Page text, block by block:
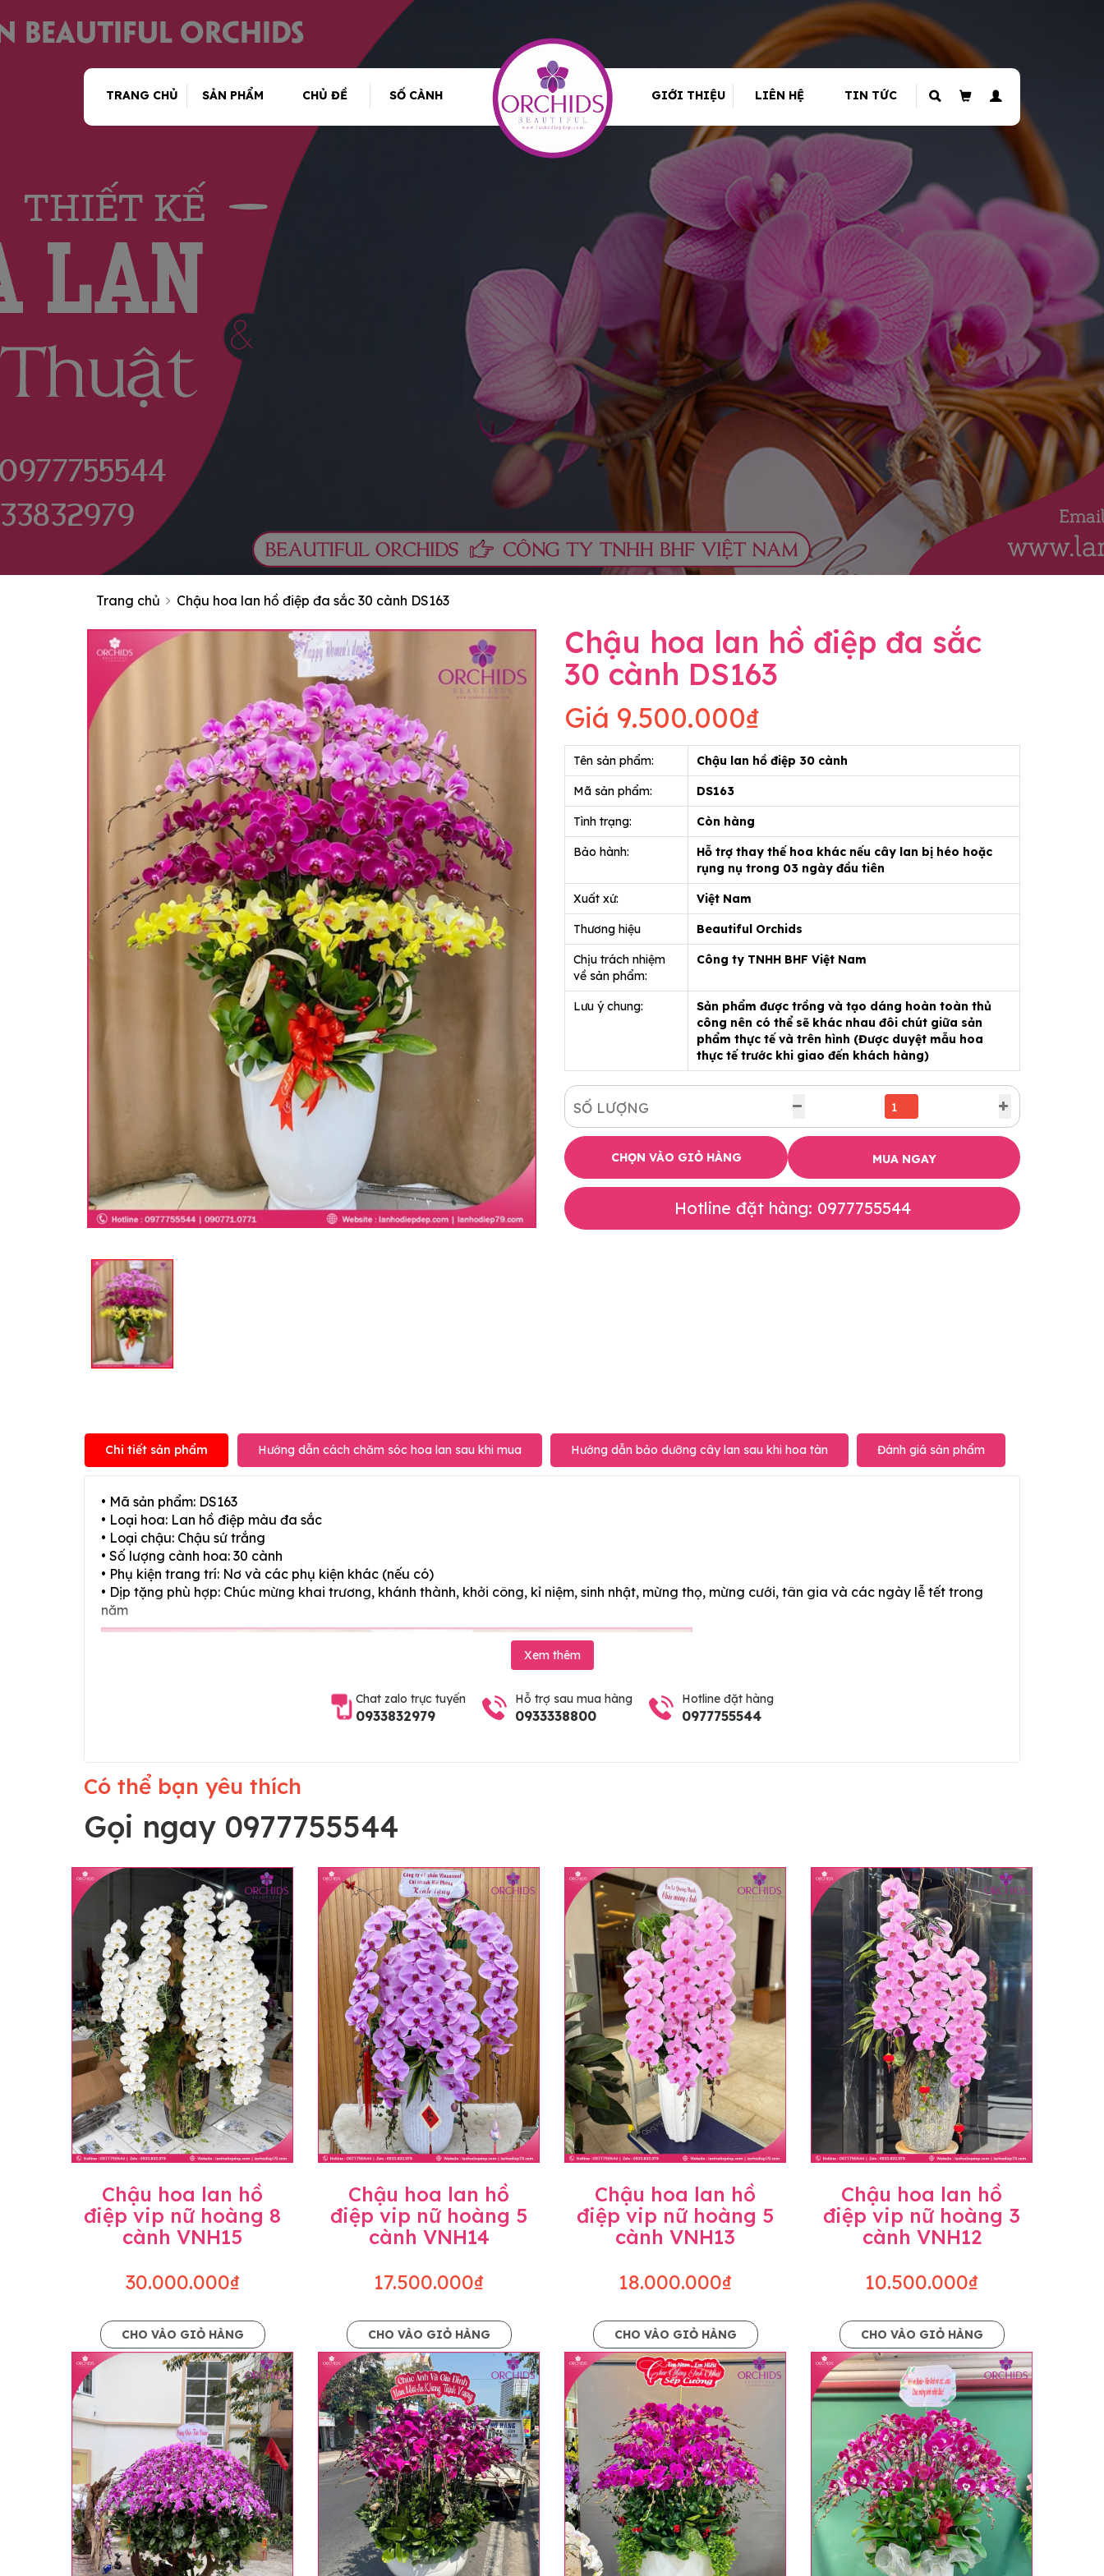
TRANG CHỦ SẢN PHẨM CHỦ ĐỀ SỐ CÀNH GIỚI THIỆU LIÊN HỆ TIN TỨC
Trang chủ Chậu hoa lan hồ điệp đa sắc 30 cành DS163
Chậu hoa lan hồ điệp đa sắc
30 cành DS163
Giá 9.500.000₫
Tên sản phẩm: Chậu lan hồ điệp 30 cành
Mã sản phẩm: DS163
Tình trạng: Còn hàng
Bảo hành:
Hỗ trợ thay thế hoa khác nếu cây lan bị héo hoặc
rụng nụ trong 03 ngày đầu tiên
Xuất xứ: Việt Nam
Thương hiệu Beautiful Orchids
Chịu trách nhiệm
về sản phẩm:
Công ty TNHH BHF Việt Nam
Lưu ý chung:
Sản phẩm được trồng và tạo dáng hoàn toàn thủ
công nên có thể sẽ khác nhau đôi chút giữa sản
phẩm thực tế và trên hình (Được duyệt mẫu hoa
thực tế trước khi giao đến khách hàng)
SỐ LƯỢNG
CHỌN VÀO GIỎ HÀNG MUA NGAY
Hotline đặt hàng: 0977755544
Chi tiết sản phẩm Hướng dẫn cách chăm sóc hoa lan sau khi mua Hướng dẫn bảo dưỡng cây lan sau khi hoa tàn Đánh giá sản phẩm
• Mã sản phẩm: DS163
• Loại hoa: Lan hồ điệp màu đa sắc
• Loại chậu: Chậu sứ trắng
• Số lượng cành hoa: 30 cành
• Phụ kiện trang trí: Nơ và các phụ kiện khác (nếu có)
• Dịp tặng phù hợp: Chúc mừng khai trương, khánh thành, khởi công, kỉ niệm, sinh nhật, mừng thọ, mừng cưới, tân gia và các ngày lễ tết trong
năm
Lưu ý trước khi đặt hàng
• Về cây hoa: Một chậu hoa lan hồ điệp đẹp và hoàn chỉnh sẽ được phối ghép từ nhiều cây hoa và tạo dáng hoàn toàn thủ công nên có thể sẽ
khác nhau đôi chút giữa sản phẩm thực tế và trên hình. Cây hoa lan còn phụ thuộc theo mùa và điều kiện khách quan, tùy vào thời điểm hoa nở
nhiều, nở ít khi shop có sẵn nên sẽ thay đổi về độ dầy hoa, thưa hoa và cách trang trí.
• Về kiểu dáng & phụ kiện: Beautiful Orchids cam kết sản phẩm được thực hiện dựa trên mẫu đã chọn với mức độ giống mẫu khoảng 80-90%,
nếu có thay đổi về màu sắc hoa và kiểu chậu cũng như phụ kiện trang trí chúng tôi sẽ chủ động liên lạc với khách hàng để thông báo và tư vấn
loại hoa và phụ kiện thay thế, vẫn giữ nguyên mức giá không thay đổi. Trường hợp không đủ thời gian hoặc không liên lạc được với người
Xem thêm
Chat zalo trực tuyến
0933832979
Hỗ trợ sau mua hàng
0933338800
Hotline đặt hàng
0977755544
Có thể bạn yêu thích
Gọi ngay 0977755544
Chậu hoa lan hồ
điệp vip nữ hoàng 8
cành VNH15
30.000.000₫
CHO VÀO GIỎ HÀNG
Chậu hoa lan hồ
điệp vip nữ hoàng 5
cành VNH14
17.500.000₫
CHO VÀO GIỎ HÀNG
Chậu hoa lan hồ
điệp vip nữ hoàng 5
cành VNH13
18.000.000₫
CHO VÀO GIỎ HÀNG
Chậu hoa lan hồ
điệp vip nữ hoàng 3
cành VNH12
10.500.000₫
CHO VÀO GIỎ HÀNG